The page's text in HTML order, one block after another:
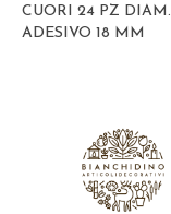
CUORI 24 PZ DIAM.
ADESIVO 18 MM